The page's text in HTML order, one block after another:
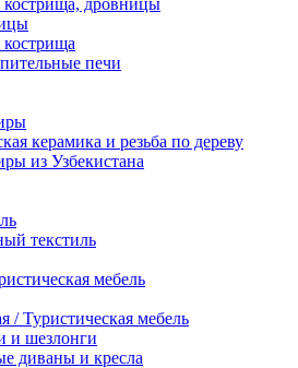
дровницы
печи
керамика и резьба по дереву
из Узбекистана
текстиль
мебель
/ Туристическая мебель
и шезлонги
диваны и кресла